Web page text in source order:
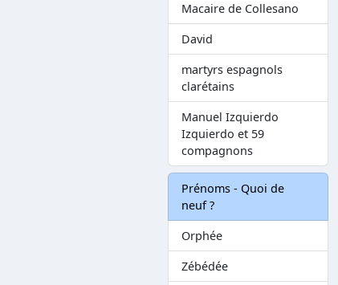
Macaire de Collesano
David
martyrs espagnols
clarétains
Manuel Izquierdo
Izquierdo et 59
compagnons
Prénoms - Quoi de
neuf ?
Orphée
Zébédée